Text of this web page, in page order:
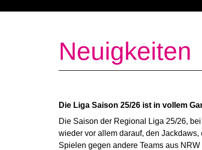
Neuigkeiten
Die Liga Saison 25/26 ist in vollem
Die Saison der Regional Liga 25/26,
wieder vor allem darauf, den
Spielen gegen andere Teams aus